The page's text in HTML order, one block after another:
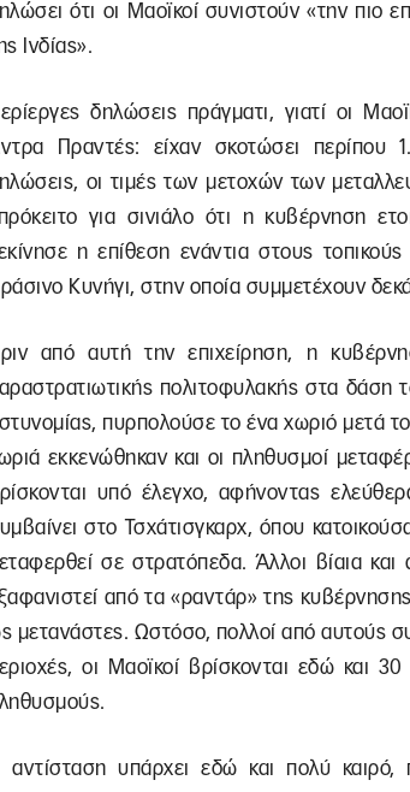
ότι οι Μαοϊκοί συνιστούν «την πιο
Ινδίας».
δηλώσεις πράγματι, γιατί οι
Πραντές: είχαν σκοτώσει
οι τιμές των μετοχών των
για σινιάλο ότι η κυβέρνηση
η επίθεση ενάντια στους
Κυνήγι, στην οποία συμμετέχουν
από αυτή την επιχείρηση, η
πολιτοφυλακής στα δάση
πυρπολούσε το ένα χωριό μετά
εκκενώθηκαν και οι πληθυσμοί
υπό έλεγχο, αφήνοντας
στο Τσχάτισγκαρχ, όπου
σε στρατόπεδα. Άλλοι βίαια
από τα «ραντάρ» της
μετανάστες. Ωστόσο, πολλοί από αυτούς
οι Μαοϊκοί βρίσκονται εδώ και
αντίσταση υπάρχει εδώ και πολύ